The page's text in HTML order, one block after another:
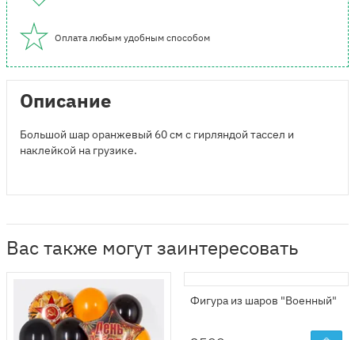
Оплата любым удобным способом
Описание
Большой шар оранжевый 60 см с гирляндой тассел и
наклейкой на грузике.
Вас также могут заинтересовать
Фигура из шаров "Военный"